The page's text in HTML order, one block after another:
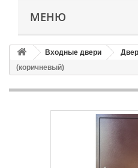
МЕНЮ
Входные двери
(коричневый)